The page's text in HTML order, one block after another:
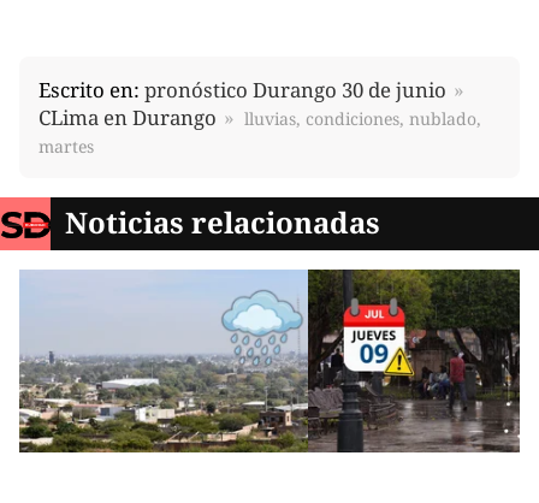
Escrito en: pronóstico Durango 30 de junio
CLima en Durango
lluvias, condiciones, nublado,
martes
Noticias relacionadas